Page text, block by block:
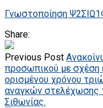
Γνωστοποίηση
Share:
Previous Post
προσωπικού με σχέση
ορισμένου χρόνου
αναγκών στελέχωσης
Σιθωνίας.